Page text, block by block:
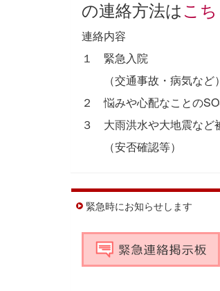
の連絡方法はこ
連絡内容
１ 緊急入院
（交通事故・病気など）
２ 悩みや心配なことの
３ 大雨洪水や大地震など
（安否確認等）
緊急時にお知らせします